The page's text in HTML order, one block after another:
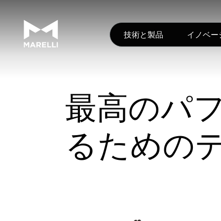
技術と製品 イノベー
最高のパ
るための